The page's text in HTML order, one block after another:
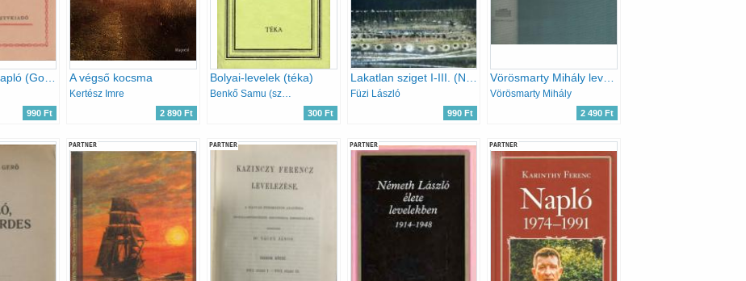
San Remó-i napló (Gondolkodó magyarok)
990 Ft
A végső kocsma
Kertész Imre
2 890 Ft
Bolyai-levelek (téka)
Benkő Samu (szerk.)
300 Ft
Füzi László
990 Ft
Vörösmarty Mihály
2 490 Ft
PARTNER PARTNER PARTNER PARTNER